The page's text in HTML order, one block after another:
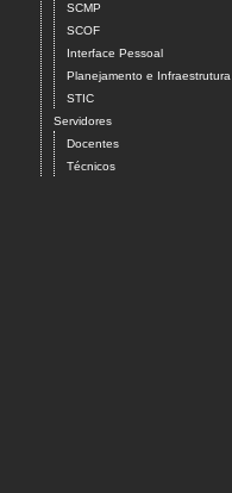
SCMP
SCOF
Interface Pessoal
Planejamento e Infraestrutura
STIC
Servidores
Docentes
Técnicos